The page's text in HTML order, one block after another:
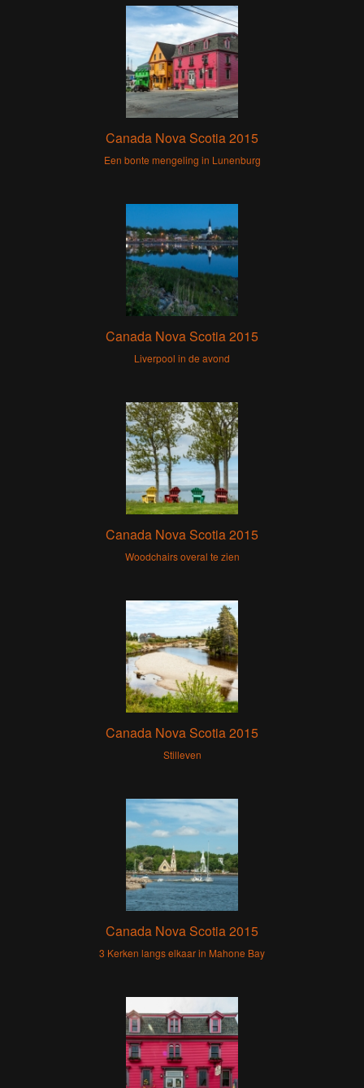
Canada Nova Scotia 2015
Een bonte mengeling in Lunenburg
Canada Nova Scotia 2015
Liverpool in de avond
Canada Nova Scotia 2015
Woodchairs overal te zien
Canada Nova Scotia 2015
Stilleven
Canada Nova Scotia 2015
3 Kerken langs elkaar in Mahone Bay